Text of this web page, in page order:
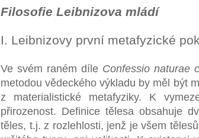
Filosofie Leibnizova mládí
I. Leibnizovy první metafyzické
Ve svém raném díle Confessio naturae
metodou vědeckého výkladu by měl být
z materialistické metafyziky. K
přirozenost. Definice tělesa obsahuje
těles, t.j. z rozlehlosti, jenž je všem